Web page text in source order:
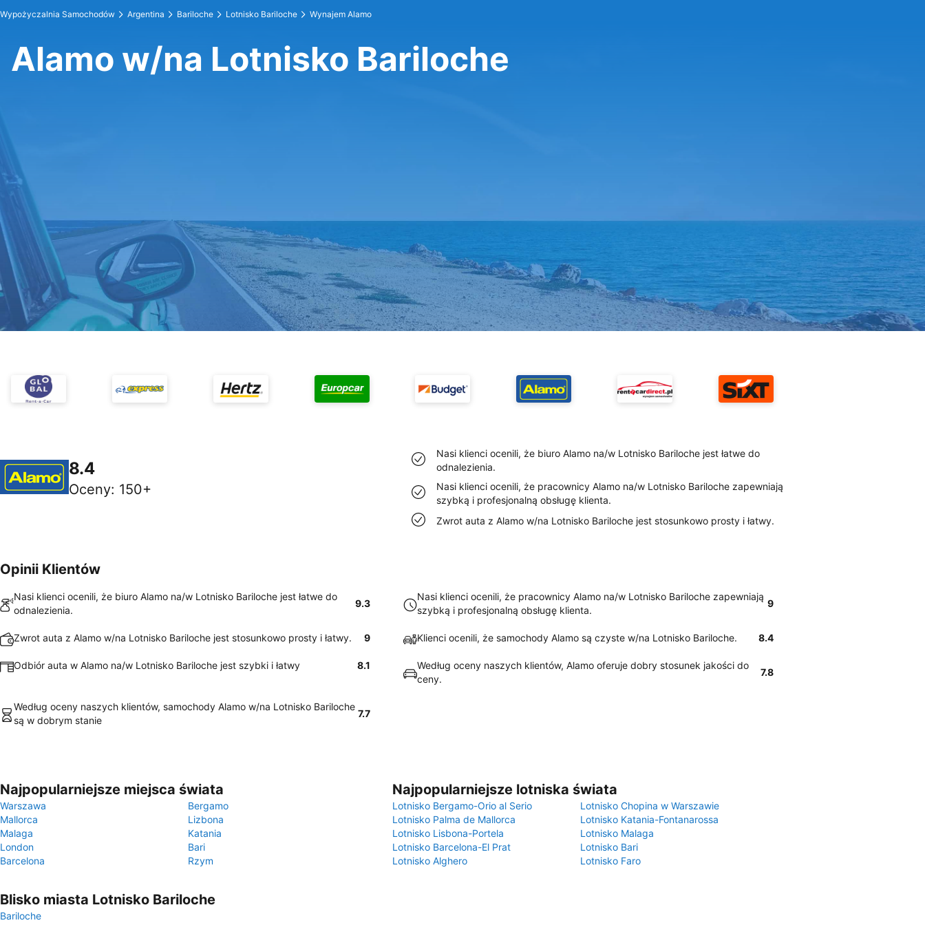
Wypożyczalnia Samochodów Argentina Bariloche Lotnisko Bariloche Wynajem Alamo
Alamo w/na Lotnisko Bariloche
8.4
Oceny: 150+
Nasi klienci ocenili, że biuro Alamo na/w Lotnisko Bariloche jest łatwe do
odnalezienia.
Nasi klienci ocenili, że pracownicy Alamo na/w Lotnisko Bariloche zapewniają
szybką i profesjonalną obsługę klienta.
Zwrot auta z Alamo w/na Lotnisko Bariloche jest stosunkowo prosty i łatwy.
Opinii Klientów
Nasi klienci ocenili, że biuro Alamo na/w Lotnisko Bariloche jest łatwe do
odnalezienia.
9.3
Nasi klienci ocenili, że pracownicy Alamo na/w Lotnisko Bariloche zapewniają
szybką i profesjonalną obsługę klienta.
9
Zwrot auta z Alamo w/na Lotnisko Bariloche jest stosunkowo prosty i łatwy. 9 Klienci ocenili, że samochody Alamo są czyste w/na Lotnisko Bariloche. 8.4
Odbiór auta w Alamo na/w Lotnisko Bariloche jest szybki i łatwy 8.1
Według oceny naszych klientów, Alamo oferuje dobry stosunek jakości do
ceny.
7.8
Według oceny naszych klientów, samochody Alamo w/na Lotnisko Bariloche
są w dobrym stanie
7.7
Najpopularniejsze miejsca świata
Warszawa
Bergamo
Mallorca
Lizbona
Malaga
Katania
London
Bari
Barcelona
Rzym
Najpopularniejsze lotniska świata
Lotnisko Bergamo-Orio al Serio
Lotnisko Chopina w Warszawie
Lotnisko Palma de Mallorca
Lotnisko Katania-Fontanarossa
Lotnisko Lisbona-Portela
Lotnisko Malaga
Lotnisko Barcelona-El Prat
Lotnisko Bari
Lotnisko Alghero
Lotnisko Faro
Blisko miasta Lotnisko Bariloche
Bariloche